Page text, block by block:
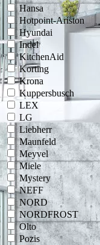
Hansa
Hotpoint-Ariston
Hyundai
Indel
KitchenAid
Korting
Krona
Kuppersbusch
LEX
LG
Liebherr
Maunfeld
Meyvel
Miele
Mystery
NEFF
NORD
NORDFROST
Olto
Pozis